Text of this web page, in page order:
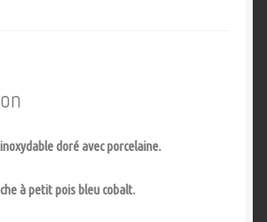
doré avec porcelaine.
à petit pois bleu cobalt.